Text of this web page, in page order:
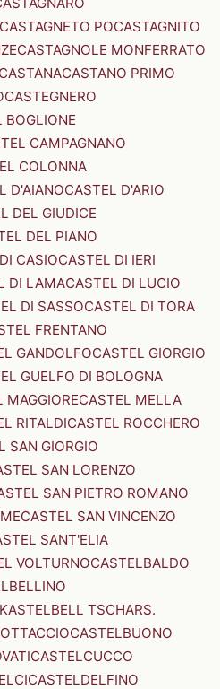
CASTAGNETO POCASTAGNITO
CASTAGNOLE MONFERRATO
CASTANACASTANO PRIMO
CASTEGNERO
BOGLIONE
CAMPAGNANO
COLONNA
D'AIANOCASTEL D'ARIO
DEL GIUDICE
DEL PIANO
CASIOCASTEL DI IERI
DI LAMACASTEL DI LUCIO
DI SASSOCASTEL DI TORA
FRENTANO
GANDOLFOCASTEL GIORGIO
GUELFO DI BOLOGNA
MAGGIORECASTEL MELLA
RITALDICASTEL ROCCHERO
SAN GIORGIO
SAN LORENZO
SAN PIETRO ROMANO
CASTEL SAN VINCENZO
SANT'ELIA
VOLTURNOCASTELBALDO
TSCHARS.
CASTELBUONO
CASTELCUCCO
CASTELDELFINO